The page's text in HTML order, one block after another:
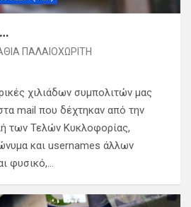
ΠΑΛΑΙΟΧΩΡΙΤΗ
χιλιάδων συμπολιτών μας
mail που δέχτηκαν από την
των Τελών Κυκλοφορίας,
και usernames άλλων
φυσικό,…